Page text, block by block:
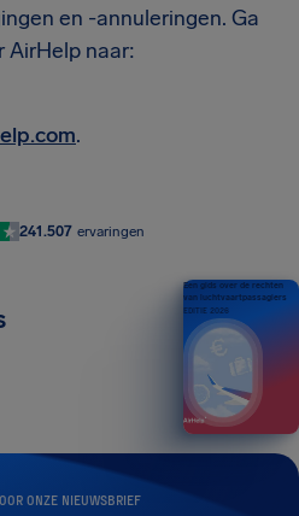
en -annuleringen. Ga
AirHelp naar:
.
241.507 ervaringen
ONZE NIEUWSBRIEF
Een gids over de rechten
van luchtvaartpassagiers
EDITIE 2026